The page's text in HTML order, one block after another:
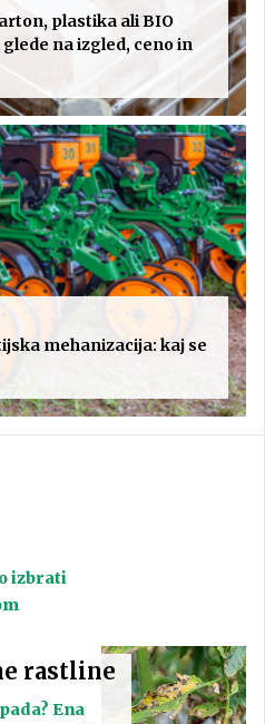
plastika ali BIO
na izgled, ceno in
mehanizacija: kaj se
izbrati
rastline
Ena